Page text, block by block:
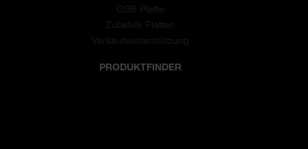
OSB Platte
Zubehör Platten
Verkaufsunterstützung
PRODUKTFINDER